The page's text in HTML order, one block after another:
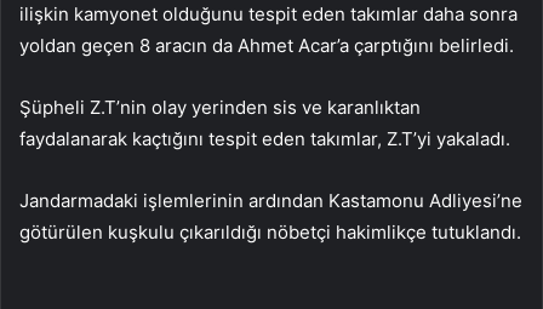
ilişkin kamyonet olduğunu tespit eden takımlar daha sonra
yoldan geçen 8 aracın da Ahmet Acar’a çarptığını belirledi.
Şüpheli Z.T’nin olay yerinden sis ve karanlıktan
faydalanarak kaçtığını tespit eden takımlar, Z.T’yi yakaladı.
Jandarmadaki işlemlerinin ardından Kastamonu Adliyesi’ne
götürülen kuşkulu çıkarıldığı nöbetçi hakimlikçe tutuklandı.